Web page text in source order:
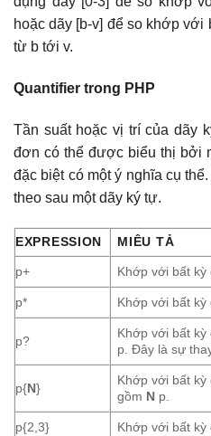
hoặc dãy [b-v] để so khớp
từ b tới v.
Quantifier trong PHP
Tần suất hoặc vị trí của dãy
đơn có thể được biểu thị bởi
đặc biệt có một ý nghĩa cụ
theo sau một dãy ký tự.
EXPRESSION MIÊU TẢ
p+ Khớp với bất kỳ
p* Khớp với bất kỳ
p?
Khớp với bất kỳ
p. Đây là sự
p{N}
Khớp với bất kỳ
gồm N p.
p{2,3} Khớp với bất kỳ